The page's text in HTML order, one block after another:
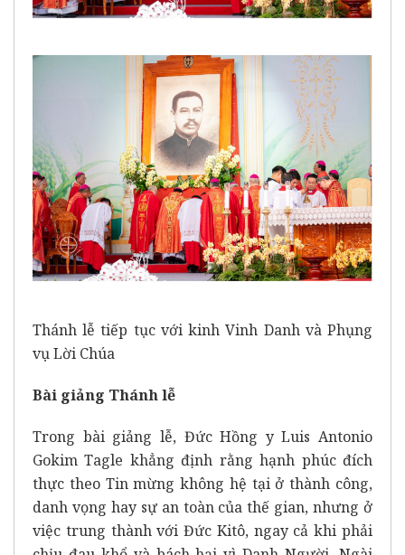
Thánh lễ tiếp tục với kinh Vinh Danh và Phụng
vụ Lời Chúa
Bài giảng Thánh lễ
Trong bài giảng lễ, Đức Hồng y Luis Antonio
Gokim Tagle khẳng định rằng hạnh phúc đích
thực theo Tin mừng không hệ tại ở thành công,
danh vọng hay sự an toàn của thế gian, nhưng ở
việc trung thành với Đức Kitô, ngay cả khi phải